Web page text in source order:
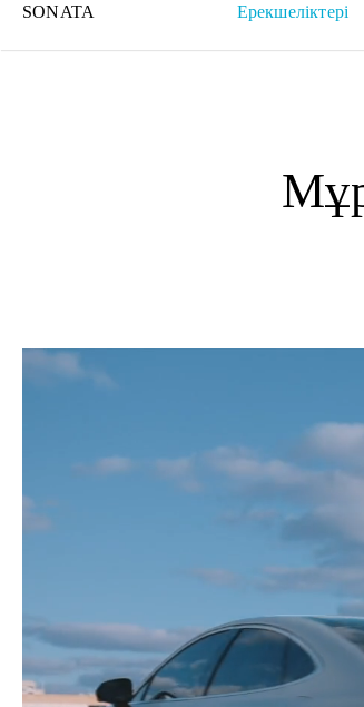
SONATA
SONATA Ерекшеліктері